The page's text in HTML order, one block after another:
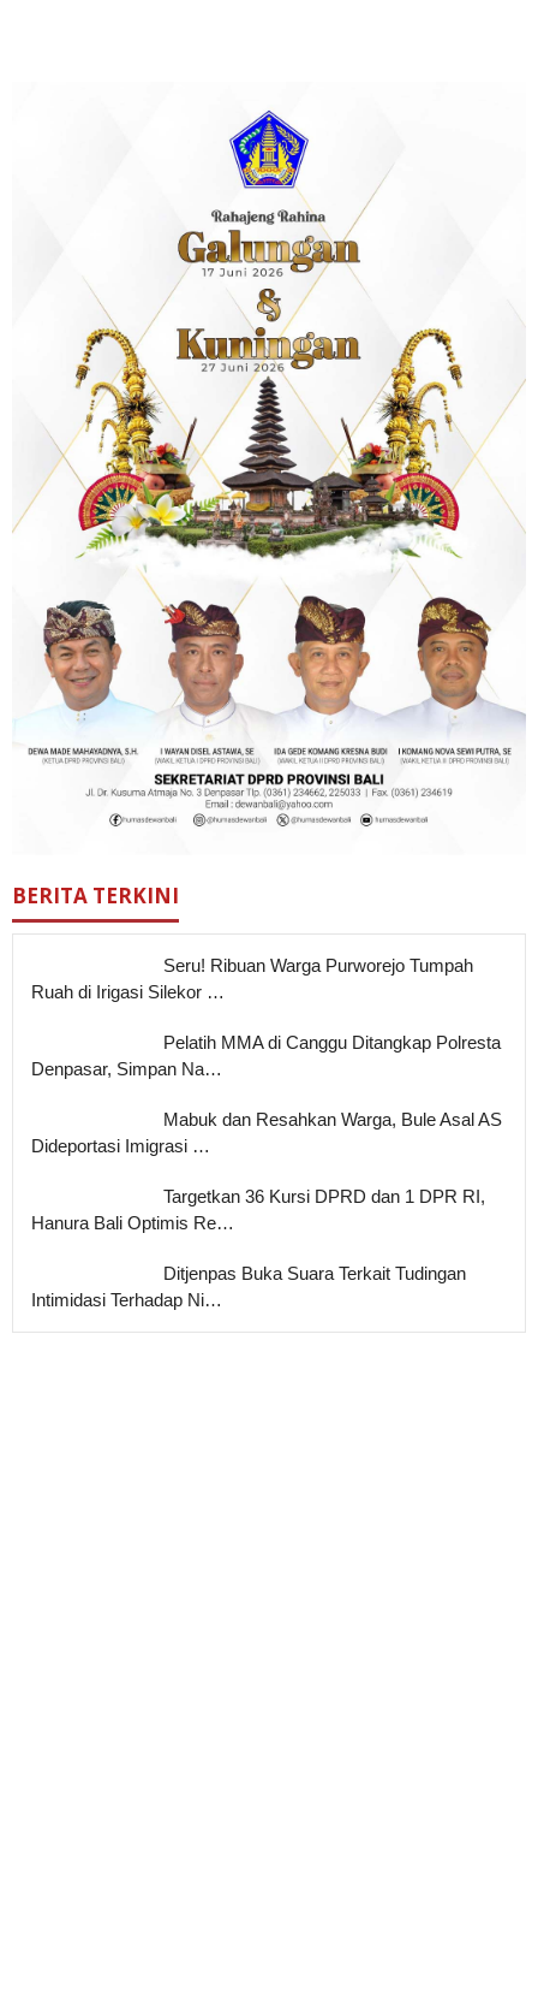
BERITA TERKINI
Seru! Ribuan Warga Purworejo Tumpah
Ruah di Irigasi Silekor …
Pelatih MMA di Canggu Ditangkap Polresta
Denpasar, Simpan Na…
Mabuk dan Resahkan Warga, Bule Asal AS
Dideportasi Imigrasi …
Targetkan 36 Kursi DPRD dan 1 DPR RI,
Hanura Bali Optimis Re…
Ditjenpas Buka Suara Terkait Tudingan
Intimidasi Terhadap Ni…